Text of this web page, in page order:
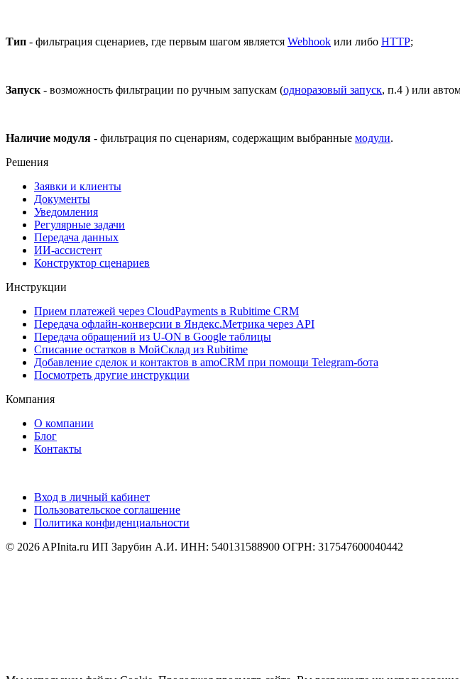
Тип - фильтрация сценариев, где первым шагом является Webhook или либо HTTP;
Запуск - возможность фильтрации по ручным запускам (одноразовый запуск, п.4 ) или
Наличие модуля - фильтрация по сценариям, содержащим выбранные модули.
Решения
Заявки и клиенты
Документы
Уведомления
Регулярные задачи
Передача данных
ИИ-ассистент
Конструктор сценариев
Инструкции
Прием платежей через CloudPayments в Rubitime CRM
Передача офлайн-конверсии в Яндекс.Метрика через API
Передача обращений из U-ON в Google таблицы
Списание остатков в МойСклад из Rubitime
Добавление сделок и контактов в amoCRM при помощи Telegram-бота
Посмотреть другие инструкции
Компания
О компании
Блог
Контакты
Вход в личный кабинет
Пользовательское соглашение
Политика конфиденциальности
© 2026 APInita.ru ИП Зарубин А.И. ИНН: 540131588900 ОГРН: 317547600040442